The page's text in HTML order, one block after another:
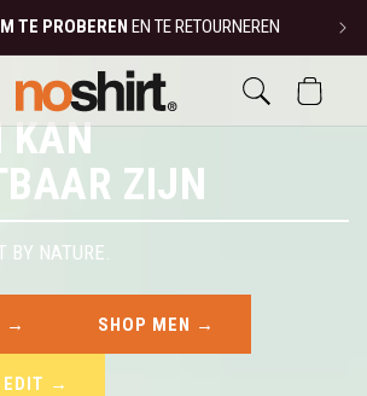
TE PROBEREN EN TE RETOURNEREN
WINKELWAGEN
KAN
ZIJN
BY NATURE.
→ SHOP MEN →
EDIT →